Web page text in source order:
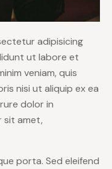
adipisicing
ut labore et
veniam, quis
nisi ut aliquip ex ea
dolor in
sit amet,
porta. Sed eleifend